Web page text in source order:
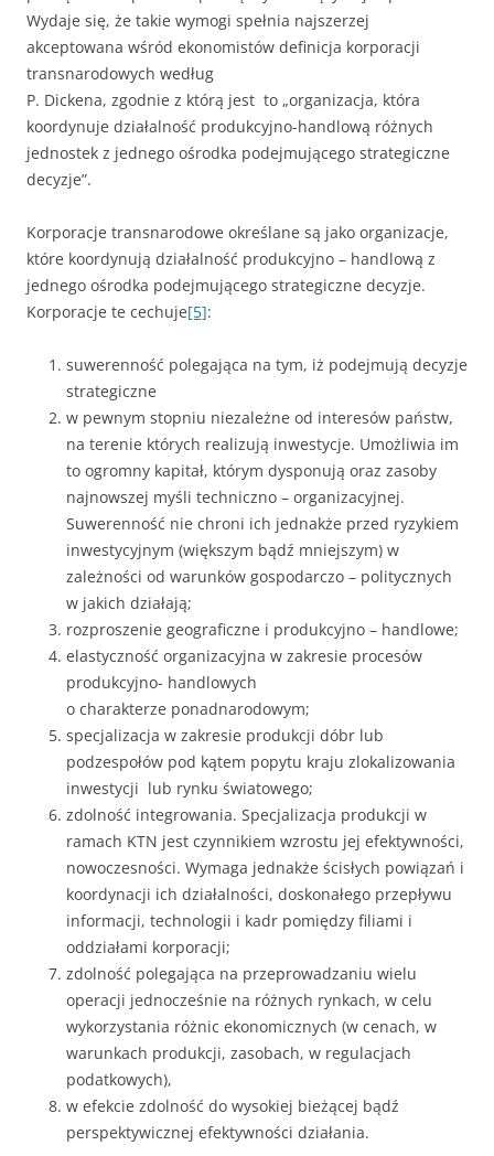
Wydaje się, że takie wymogi spe­łnia najszerzej
akceptowana wśród ekonomistów definicja korporacji
transnarodowych według
P. Dickena, zgodnie z którą jest to „organizacja, która
koordynuje działalność produkcyjno-handlową różnych
jednostek z jednego ośrodka podejmującego strategiczne
decyzje”.
Korporacje transnarodowe określane są jako organizacje,
które koordynują działalność produkcyjno – handlową z
jednego ośrodka podejmującego strategiczne decyzje.
Korporacje te cechuje[5]:
suwerenność polegająca na tym, iż podejmują decyzje
strategiczne
w pewnym stopniu niezależne od interesów państw,
na terenie których realizują inwestycje. Umożliwia im
to ogromny kapitał, którym dysponują oraz zasoby
najnowszej myśli techniczno – organizacyjnej.
Suwerenność nie chroni ich jednakże przed ryzykiem
inwestycyjnym (większym bądź mniejszym) w
zależności od warunków gospodarczo – politycznych
w jakich działają;
rozproszenie geograficzne i produkcyjno – handlowe;
elastyczność organizacyjna w zakresie procesów
produkcyjno- handlowych
o charakterze ponadnarodowym;
specjalizacja w zakresie produkcji dóbr lub
podzespołów pod kątem popytu kraju zlokalizowania
inwestycji lub rynku światowego;
zdolność integrowania. Specjalizacja produkcji w
ramach KTN jest czynnikiem wzrostu jej efektywności,
nowoczesności. Wymaga jednakże ścisłych powiązań i
koordynacji ich działalności, doskonałego przepływu
informacji, technologii i kadr pomiędzy filiami i
oddziałami korporacji;
zdolność polegająca na przeprowadzaniu wielu
operacji jednocześnie na różnych rynkach, w celu
wykorzystania różnic ekonomicznych (w cenach, w
warunkach produkcji, zasobach, w regulacjach
podatkowych),
w efekcie zdolność do wysokiej bieżącej bądź
perspektywicznej efektywności działania.